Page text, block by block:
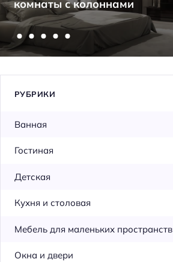
комнаты с колоннами
РУБРИКИ
Ванная
Гостиная
Детская
Кухня и столовая
Мебель для маленьких пространств
Окна и двери